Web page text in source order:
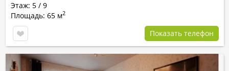
Этаж: 5 / 9
Площадь: 65 м2
Показать телефон